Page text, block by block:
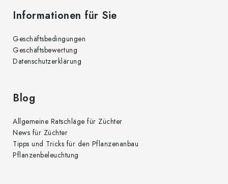
Informationen für Sie
Geschäftsbedingungen
Geschäftsbewertung
Datenschutzerklärung
Blog
Allgemeine Ratschläge für Züchter
News für Züchter
Tipps und Tricks für den Pflanzenanbau
Pflanzenbeleuchtung